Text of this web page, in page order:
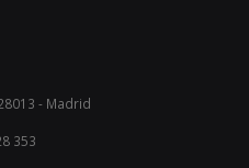
- Madrid
353